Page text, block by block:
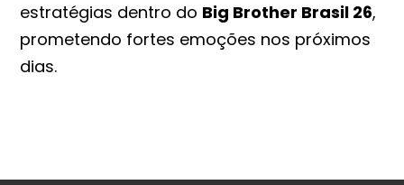
estratégias dentro do Big Brother Brasil 26,
prometendo fortes emoções nos próximos
dias.